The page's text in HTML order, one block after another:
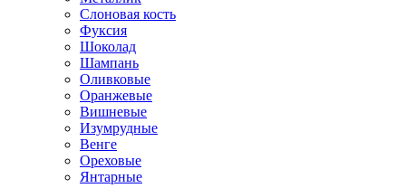
Слоновая кость
Фуксия
Шоколад
Шампань
Оливковые
Оранжевые
Вишневые
Изумрудные
Венге
Ореховые
Янтарные